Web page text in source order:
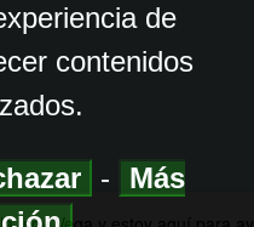
de
contenidos
-
Más